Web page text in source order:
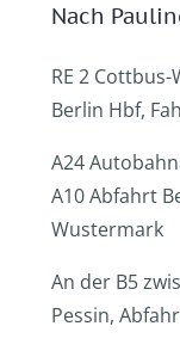
Nach
RE 2
Berlin Hbf,
A24
A10 Abfahrt
Wustermark
An der B5
Pessin,